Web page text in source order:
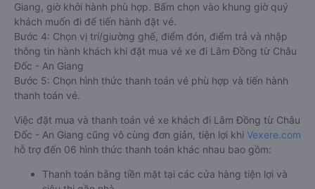
Giang, giờ khởi hành phù hợp. Bấm chọn vào khung giờ quý
khách muốn đi để tiến hành đặt vé.
Bước 4: Chọn vị trí/giường ghế, điểm đón, điểm trả và nhập
thông tin hành khách khi đặt mua vé xe đi Lâm Đồng từ Châu
Đốc - An Giang
Bước 5: Chọn hình thức thanh toán vé phù hợp và tiến hành
thanh toán vé.
Việc đặt mua và thanh toán vé xe khách đi Lâm Đồng từ Châu
Đốc - An Giang cũng vô cùng đơn giản, tiện lợi khi Vexere.com
hỗ trợ đến 06 hình thức thanh toán khác nhau bao gồm:
Thanh toán bằng tiền mặt tại các cửa hàng tiện lợi và